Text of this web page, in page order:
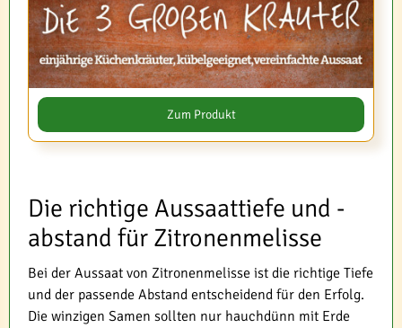
Zum Produkt
Die richtige Aussaattiefe und -
abstand für Zitronenmelisse
Bei der Aussaat von Zitronenmelisse ist die richtige Tiefe
und der passende Abstand entscheidend für den Erfolg.
Die winzigen Samen sollten nur hauchdünn mit Erde